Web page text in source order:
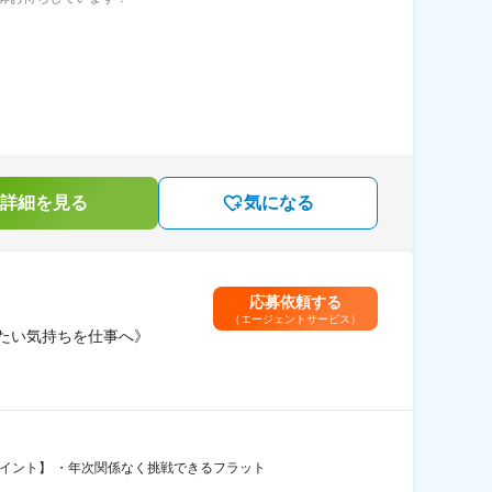
細を見る 気になる
気持ちを仕事へ》
応募依頼する
（エージェントサービス）
ト】 ・年次関係なく挑戦できるフラット